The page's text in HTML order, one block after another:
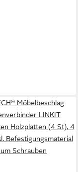
Möbelbeschlag
LINKIT
Holzplatten (4 St), 4
Befestigungsmaterial
Schrauben